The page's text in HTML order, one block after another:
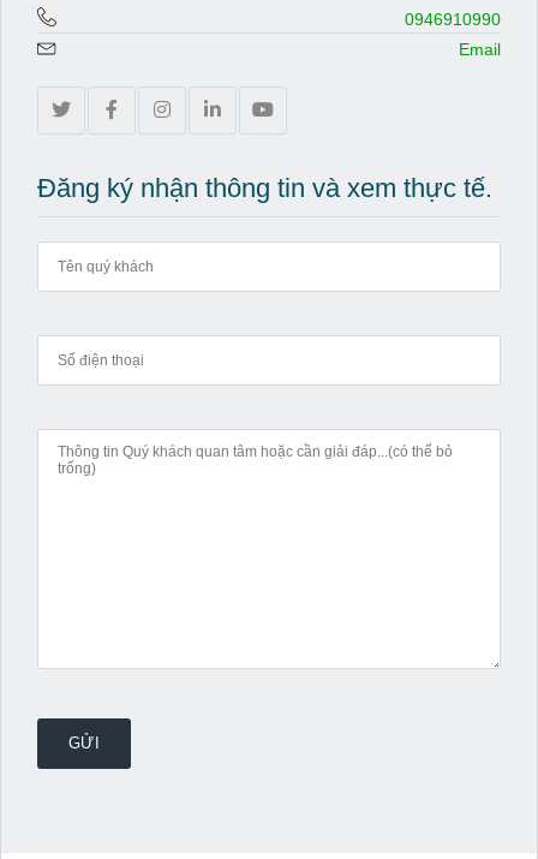
0946910990
Email
Đăng ký nhận thông tin và xem thực tế.